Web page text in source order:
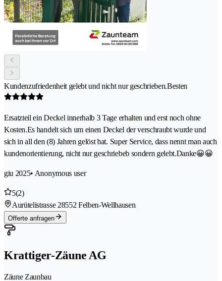
Kundenzufriedenheit gelebt und nicht nur geschrieben.Besten
Ersatzteil ein Deckel innerhalb 3 Tage erhalten und erst noch ohne
Kosten.Es handelt sich um einen Deckel der verschraubt wurde und
sich in all den (8) Jahren gelöst hat. Super Service, dass nennt man auch
kundenorientierung, nicht nur geschriebeb sondern gelebt.Danke😀😀
giu 2025• Anonymous user
5(2)
Aurütelistrasse 28552 Felben-Wellhausen
Offerte anfragen
Krattiger-Zäune AG
Zäune Zaunbau